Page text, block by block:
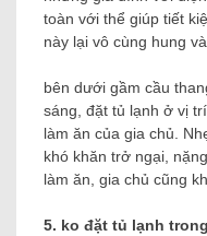
toàn với thể giúp tiết
này lại vô cùng hung
bên dưới gầm cầu
sáng, đặt tủ lạnh ở vị
làm ăn của gia chủ.
khó khăn trở ngại,
làm ăn, gia chủ cũng
5. ko đặt tủ lạnh